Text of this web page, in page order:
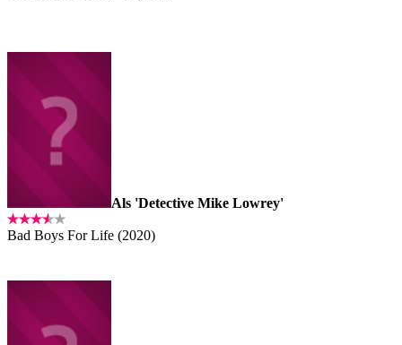
Als 'Detective Mike Lowrey'
Bad Boys For Life (2020)